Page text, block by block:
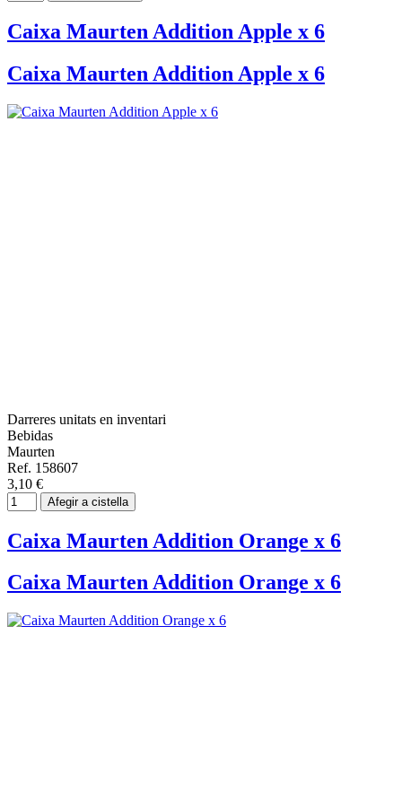
Caixa Maurten Addition Apple x 6
Caixa Maurten Addition Apple x 6
Darreres unitats en inventari
Bebidas
Maurten
Ref. 158607
3,10 €
Afegir a cistella
Caixa Maurten Addition Orange x 6
Caixa Maurten Addition Orange x 6